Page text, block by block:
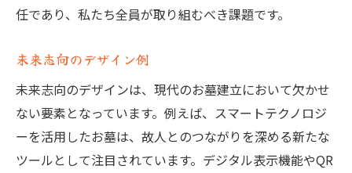
任であり、私たち全員が取り組むべき課題です。
未来志向のデザイン例
未来志向のデザインは、現代のお墓建立において欠かせ
ない要素となっています。例えば、スマートテクノロジ
ーを活用したお墓は、故人とのつながりを深める新たな
ツールとして注目されています。デジタル表示機能やQR